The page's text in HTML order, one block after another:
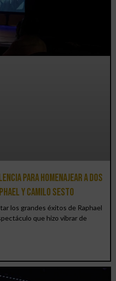
para homenajear a dos
y Camilo Sesto
los grandes éxitos de Raphael
que hizo vibrar de